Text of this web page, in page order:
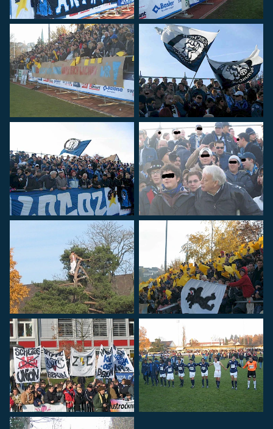
Für Spenden auf das Konto:
IBAN:
CH26 0900 0000 8909 2605 4
Konto
89-92605-4
Empfänger
Zürcher Südkurve
8000 Zürich
...sind wir sehr dankbar.
Rechtshilfe
Bei Fragen betreffend Repression
(z.B. bei Stadion- oder
Rayonverboten) könnt ihr über
jurist@suedkurve.chKontakt
aufnehmen.